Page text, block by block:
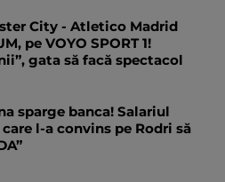
City - Atletico Madrid
pe VOYO SPORT 1!
gata să facă spectacol
sparge banca! Salariul
l-a convins pe Rodri să